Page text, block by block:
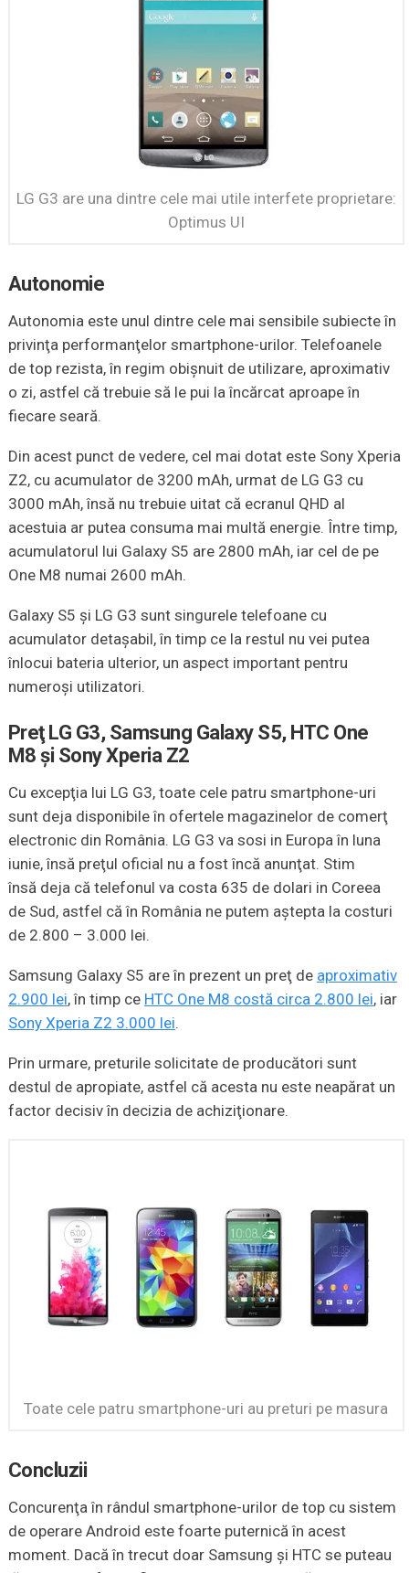
LG G3 are una dintre cele mai utile interfete proprietare:
Optimus UI
Autonomie
Autonomia este unul dintre cele mai sensibile subiecte în
privinţa performanţelor smartphone-urilor. Telefoanele
de top rezista, în regim obişnuit de utilizare, aproximativ
o zi, astfel că trebuie să le pui la încărcat aproape în
fiecare seară.
Din acest punct de vedere, cel mai dotat este Sony Xperia
Z2, cu acumulator de 3200 mAh, urmat de LG G3 cu
3000 mAh, însă nu trebuie uitat că ecranul QHD al
acestuia ar putea consuma mai multă energie. Între timp,
acumulatorul lui Galaxy S5 are 2800 mAh, iar cel de pe
One M8 numai 2600 mAh.
Galaxy S5 şi LG G3 sunt singurele telefoane cu
acumulator detaşabil, în timp ce la restul nu vei putea
înlocui bateria ulterior, un aspect important pentru
numeroşi utilizatori.
Preţ LG G3, Samsung Galaxy S5, HTC One
M8 şi Sony Xperia Z2
Cu excepţia lui LG G3, toate cele patru smartphone-uri
sunt deja disponibile în ofertele magazinelor de comerţ
electronic din România. LG G3 va sosi in Europa în luna
iunie, însă preţul oficial nu a fost încă anunţat. Stim
însă deja că telefonul va costa 635 de dolari in Coreea
de Sud, astfel că în România ne putem aştepta la costuri
de 2.800 – 3.000 lei.
Samsung Galaxy S5 are în prezent un preţ de aproximativ
2.900 lei, în timp ce HTC One M8 costă circa 2.800 lei, iar
Sony Xperia Z2 3.000 lei.
Prin urmare, preturile solicitate de producători sunt
destul de apropiate, astfel că acesta nu este neapărat un
factor decisiv în decizia de achiziţionare.
Toate cele patru smartphone-uri au preturi pe masura
Concluzii
Concurenţa în rândul smartphone-urilor de top cu sistem
de operare Android este foarte puternică în acest
moment. Dacă în trecut doar Samsung şi HTC se puteau